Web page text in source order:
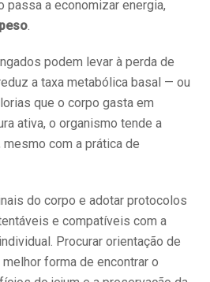
passa a economizar energia,
.
podem levar à perda de
a taxa metabólica basal — ou
que o corpo gasta em
ativa, o organismo tende a
com a prática de
do corpo e adotar protocolos
e compatíveis com a
Procurar orientação de
melhor forma de encontrar o